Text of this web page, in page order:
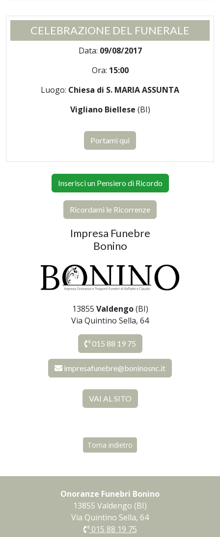
CELEBRAZIONE DEL FUNERALE
Data: 09/08/2017
Ora: 15:00
Luogo: Chiesa di S. MARIA ASSUNTA
Vigliano Biellese (BI)
Portami qui
Inserisci un Pensiero di Ricordo
Ricordami le Ricorrenze
Impresa Funebre
Bonino
13855 Valdengo(BI)
Via Quintino Sella, 64
015 88 19 75
impresafunebre@boninosnc.it
VAI AL SITO
Torna indietro
Onoranze Funebri Bonino
13855 Valdengo (BI)
Via Quintino Sella, 64
015 88 19 75